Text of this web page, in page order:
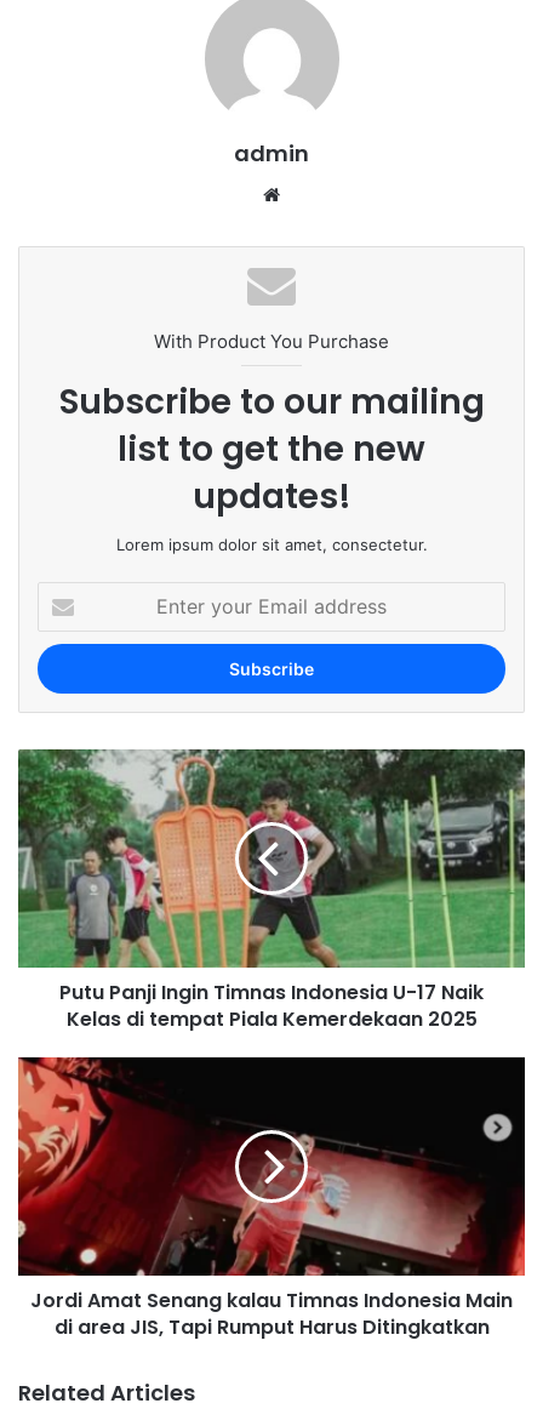
admin
te
With Product You Purchase
Subscribe to our mailing
list to get the new
updates!
Lorem ipsum dolor sit amet, consectetur.
e
o
u
r
E
m
a
i
a
e
s
Putu Panji Ingin Timnas Indonesia U-17 Naik
Kelas di tempat Piala Kemerdekaan 2025
Jordi Amat Senang kalau Timnas Indonesia Main
di area JIS, Tapi Rumput Harus Ditingkatkan
Related Articles